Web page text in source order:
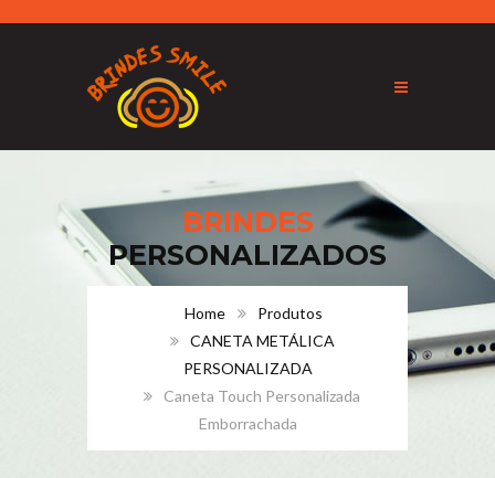
BRINDES
PERSONALIZADOS
Home
Produtos
CANETA METÁLICA
PERSONALIZADA
Caneta Touch Personalizada
Emborrachada